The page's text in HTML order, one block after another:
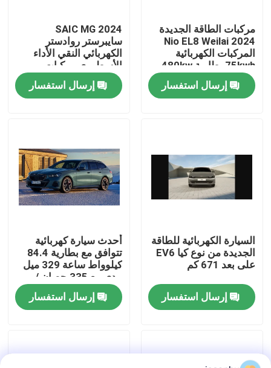
المنتجات
حول بنا
ضبط الجودة
طلب اقتباس
السيارات المستعملة
سيارات كهربائية كبيرة
مركبات الطاقة الجديدة
2024 Nio EL8 Weilai
المركبات الكهربائية
75kwh بطارية 480kw
((653Ps) طاقة المحرك
390km WLTP المدى ev
سيارة
إرسال استفسار
2024 SAIC MG
سايبرستر روادستر
الكهربائي النقي الأداء
الأسطوري مركبات
الطاقة الجديدة
إرسال استفسار
السيارة الكهربائية للطاقة
الجديدة من نوع كيا EV6
على بعد 671 كم
إرسال استفسار
أحدث سيارة كهربائية
تتوافق مع بطارية 84.4
كيلوواط ساعة 329 ميل
مدى مع 335 حصان /
430Nm في BMW i5
Touring eDrive40
سرعة واحدة RWD
إرسال استفسار